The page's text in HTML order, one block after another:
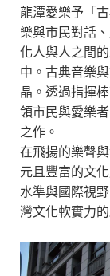
龍潭愛樂予「
樂與市民對話
化人與人之間
中。古典音樂
晶。透過指揮
領市民與愛樂
之作。
在飛揚的樂聲
元且豐富的文
水準與國際視
灣文化軟實力